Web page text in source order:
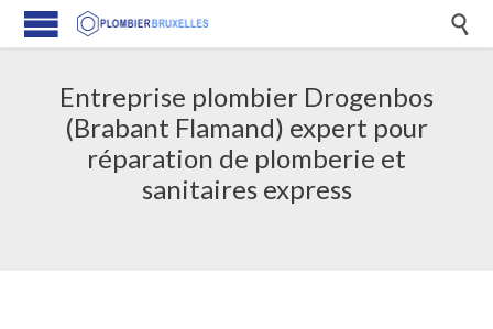

Entreprise plombier Drogenbos
(Brabant Flamand) expert pour
réparation de plomberie et
sanitaires express